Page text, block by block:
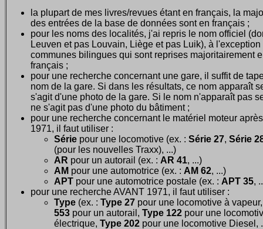
la plupart de mes livres/revues étant en français, la
des entrées de la base de données sont en français ;
pour les noms des localités, j'ai repris le nom officiel
Leuven et pas Louvain, Liège et pas Luik), à l'exception
communes bilingues qui sont reprises majoritairement
français ;
pour une recherche concernant une gare, il suffit de
nom de la gare. Si dans les résultats, ce nom apparaît
s'agit d'une photo de la gare. Si le nom n'apparaît pas
ne s'agit pas d'une photo du bâtiment ;
pour une recherche concernant le matériel moteur après
1971, il faut utiliser :
Série pour une locomotive (ex. : Série 27, Série
(pour les nouvelles Traxx), ...)
AR pour un autorail (ex. : AR 41, ...)
AM pour une automotrice (ex. : AM 62, ...)
APT pour une automotrice postale (ex. : APT 35,
pour une recherche AVANT 1971, il faut utiliser :
Type (ex. : Type 27 pour une locomotive à
553 pour un autorail, Type 122 pour une
électrique, Type 202 pour une locomotive Diesel,